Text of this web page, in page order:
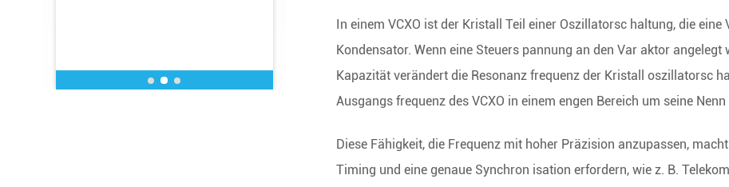
Unternehmen “aus
gezeichnet
In einem VCXO ist der Kristall Teil einer Oszillatorsc haltung, die
Kondensator. Wenn eine Steuers pannung an den Var aktor
Kapazität verändert die Resonanz frequenz der Kristall oszillatorsc
Ausgangs frequenz des VCXO in einem engen Bereich um seine
Diese Fähigkeit, die Frequenz mit hoher Präzision anzupassen,
Timing und eine genaue Synchron isation erfordern, wie z. B.